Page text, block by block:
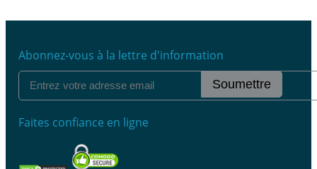
Abonnez-vous à la lettre d'information
Soumettre
Faites confiance en ligne